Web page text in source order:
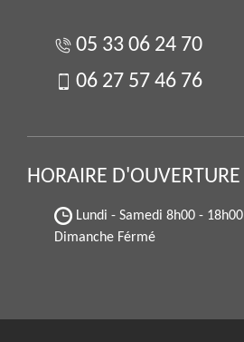
05 33 06 24 70
06 27 57 46 76
HORAIRE D'OUVERTURE
Lundi - Samedi 8h00 - 18h00
Dimanche Férmé